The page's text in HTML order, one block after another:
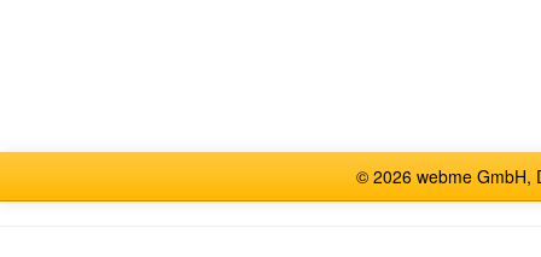
© 2026 webme GmbH,